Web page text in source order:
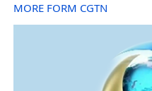
MORE FORM CGTN